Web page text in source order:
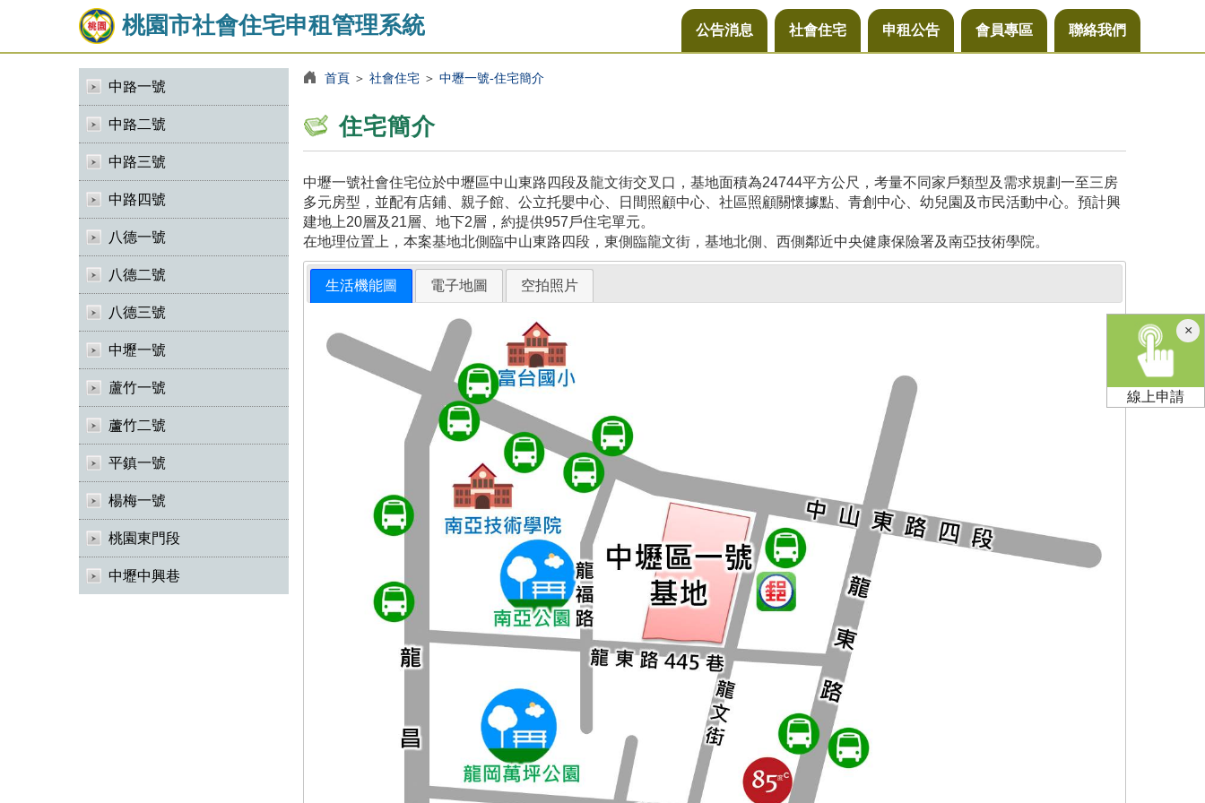
桃園市社會住宅申租管理系統 公告消息 社會住宅 申租公告 會員專區 聯絡我們
中路一號
中路二號
中路三號
中路四號
八德一號
八德二號
八德三號
中壢一號
蘆竹一號
蘆竹二號
平鎮一號
楊梅一號
桃園東門段
中壢中興巷
首頁＞ 社會住宅＞ 中壢一號-住宅簡介
住宅簡介
中壢一號社會住宅位於中壢區中山東路四段及龍文街交叉口，基地面積為24744平方公尺，考量不同家戶類型及需求規劃一至三房
多元房型，並配有店鋪、親子館、公立托嬰中心、日間照顧中心、社區照顧關懷據點、青創中心、幼兒園及市民活動中心。預計興
建地上20層及21層、地下2層，約提供957戶住宅單元。
在地理位置上，本案基地北側臨中山東路四段，東側臨龍文街，基地北側、西側鄰近中央健康保險署及南亞技術學院。
生活機能圖 電子地圖 空拍照片
×關
閉
線上申請